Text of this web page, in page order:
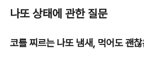
나또 상태에 관한 질문
코를 찌르는 나또 냄새, 먹어도 괜